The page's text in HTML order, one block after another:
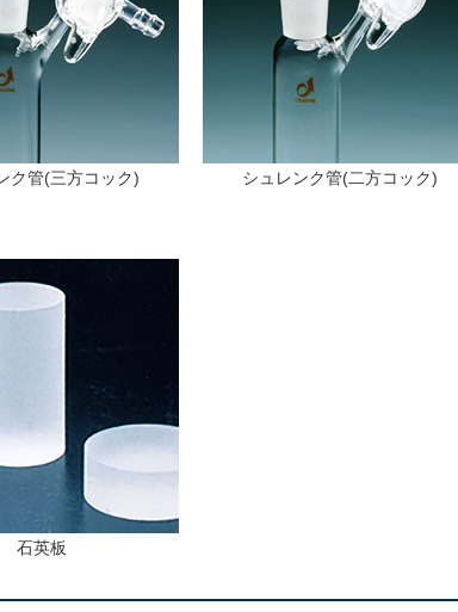
ク管(三方コック) シュレンク管(二方コック)
石英板